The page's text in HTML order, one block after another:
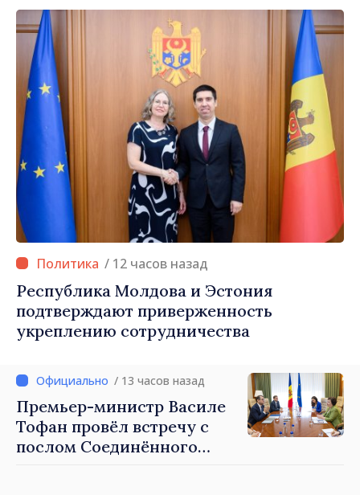
/ 12 часов назад
Республика Молдова и Эстония
подтверждают приверженность
укреплению сотрудничества
/ 13 часов назад
Премьер-министр Василе
Тофан провёл встречу с
послом Соединённого